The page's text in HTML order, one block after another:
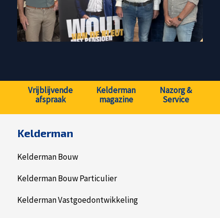
Vrijblijvende
afspraak
Kelderman
magazine
Nazorg &
Service
Kelderman
Kelderman Bouw
Kelderman Bouw Particulier
Kelderman Vastgoedontwikkeling